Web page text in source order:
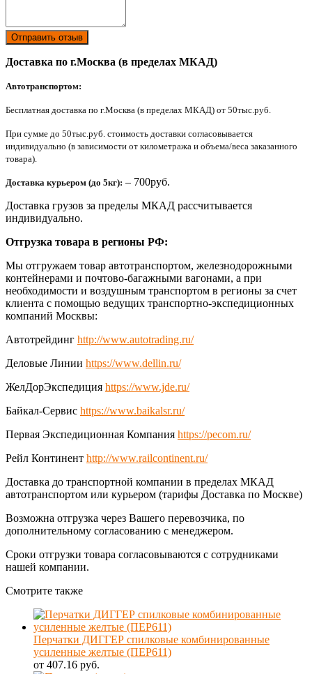
Отправить отзыв
Доставка по г.Москва (в пределах МКАД)
Автотранспортом:
Бесплатная доставка по г.Москва (в пределах МКАД) от 50тыс.руб.
При сумме до 50тыс.руб. стоимость доставки согласовывается
индивидуально (в зависимости от километража и объема/веса заказанного
товара).
Доставка курьером (до 5кг): – 700руб.
Доставка грузов за пределы МКАД рассчитывается
индивидуально.
Отгрузка товара в регионы РФ:
Мы отгружаем товар автотранспортом, железнодорожными
контейнерами и почтово-багажными вагонами, а при
необходимости и воздушным транспортом в регионы за счет
клиента с помощью ведущих транспортно-экспедиционных
компаний Москвы:
Автотрейдинг http://www.autotrading.ru/
Деловые Линии https://www.dellin.ru/
ЖелДорЭкспедиция https://www.jde.ru/
Байкал-Сервис https://www.baikalsr.ru/
Первая Экспедиционная Компания https://pecom.ru/
Рейл Континент http://www.railcontinent.ru/
Доставка до транспортной компании в пределах МКАД
автотранспортом или курьером (тарифы Доставка по Москве)
Возможна отгрузка через Вашего перевозчика, по
дополнительному согласованию с менеджером.
Сроки отгрузки товара согласовываются с сотрудниками
нашей компании.
Смотрите также
Перчатки ДИГГЕР спилковые комбинированные
усиленные желтые (ПЕР611)
от 407.16 руб.